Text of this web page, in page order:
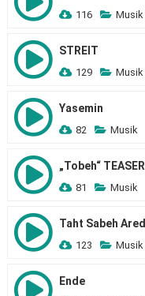
116 Musik
STREIT
129 Musik
Yasemin
82 Musik
„Tobeh“ TEASER
81 Musik
Taht Sabeh Ared
123 Musik
Ende